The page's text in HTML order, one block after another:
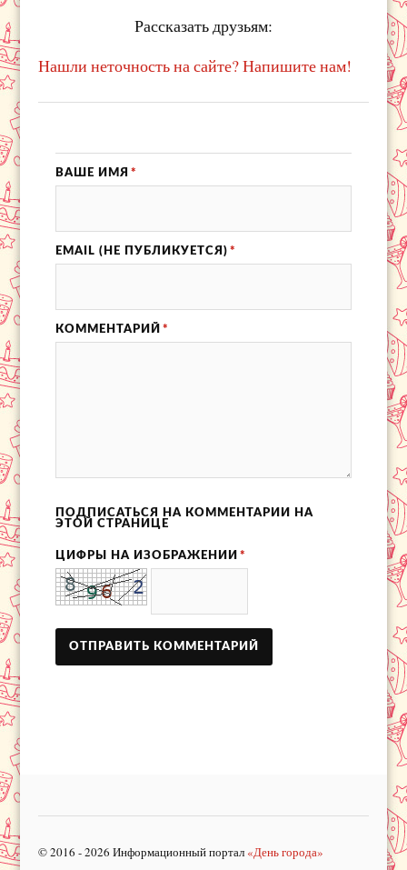
Рассказать друзьям:
Нашли неточность на сайте? Напишите нам!
ВАШЕ ИМЯ *
EMAIL (НЕ ПУБЛИКУЕТСЯ) *
КОММЕНТАРИЙ *
ПОДПИСАТЬСЯ НА КОММЕНТАРИИ НА
ЭТОЙ СТРАНИЦЕ
ЦИФРЫ НА ИЗОБРАЖЕНИИ *
© 2016 - 2026 Информационный портал «День города»